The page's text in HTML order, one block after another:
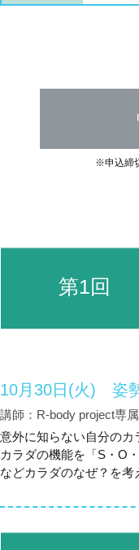
※申込締
第1回
10月30日(火) 姿
講師：R-body project専
意外に知らない自分の
カラダの機能を「S・O
などカラダのなぜ？を考